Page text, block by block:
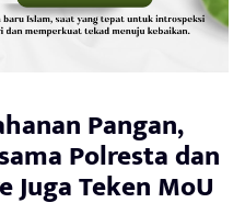
Pangan,
Polresta dan
Juga Teken MoU